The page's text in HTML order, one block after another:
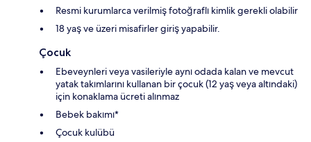
Resmi kurumlarca verilmiş fotoğraflı kimlik gerekli olabilir
18 yaş ve üzeri misafirler giriş yapabilir.
Çocuk
Ebeveynleri veya vasileriyle aynı odada kalan ve mevcut
yatak takımlarını kullanan bir çocuk (12 yaş veya altındaki)
için konaklama ücreti alınmaz
Bebek bakımı*
Çocuk kulübü